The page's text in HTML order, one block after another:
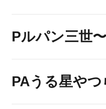
Pルパン三世
PAうる星や